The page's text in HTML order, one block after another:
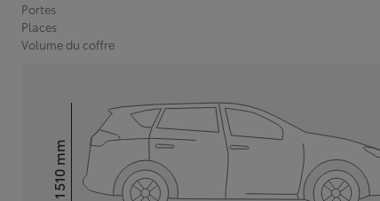
Portes
Places
Volume du coffre
Hauteur1 510
mm